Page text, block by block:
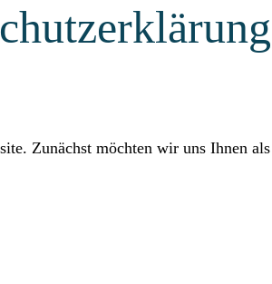
Zunächst möchten wir uns Ihnen